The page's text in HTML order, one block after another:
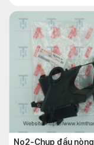
No2-Chụp đầu